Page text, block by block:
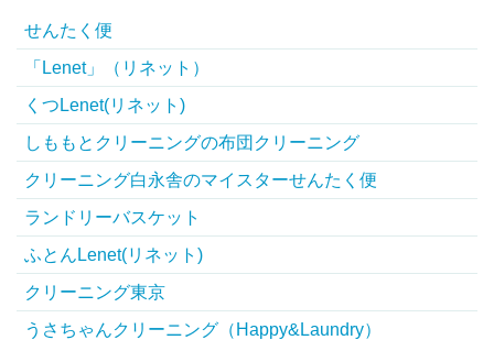
せんたく便
「Lenet」（リネット）
くつLenet(リネット)
しももとクリーニングの布団クリーニング
クリーニング白永舎のマイスターせんたく便
ランドリーバスケット
ふとんLenet(リネット)
クリーニング東京
うさちゃんクリーニング（Happy&Laundry）